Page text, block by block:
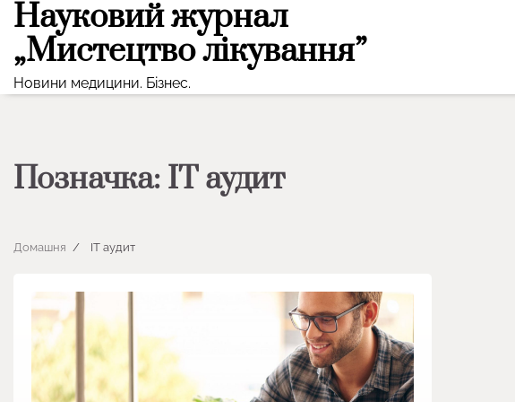
Перейти
до
вмісту
Науковий журнал
„Мистецтво лікування”
Новини медицини. Бізнес.
Позначка: IT аудит
Домашня IT аудит